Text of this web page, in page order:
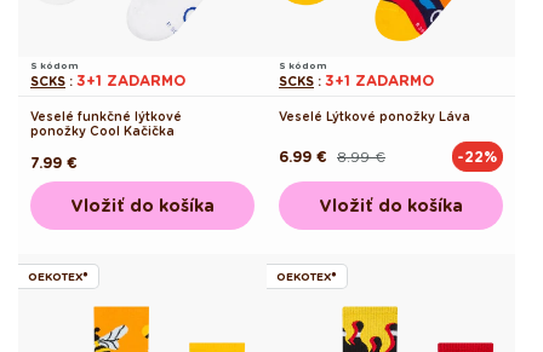
S kódom
SCKS : 3+1 ZADARMO
Veselé funkčné lýtkové
ponožky Cool Kačička
Pôvodná
cena
7.99 €
Vložiť do košíka
S kódom
SCKS : 3+1 ZADARMO
Veselé Lýtkové ponožky Láva
Pôvodná8.99 €
Akciová
6.99 € -22%
Vložiť do košíka
OEKOTEX® OEKOTEX®